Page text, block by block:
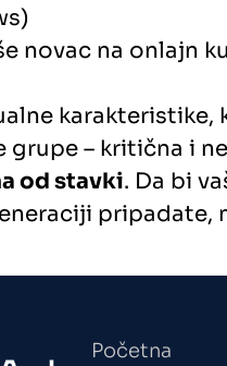
novac na onlajn
grupe – kritična i
od stavki. Da bi
pripadate,
Početna